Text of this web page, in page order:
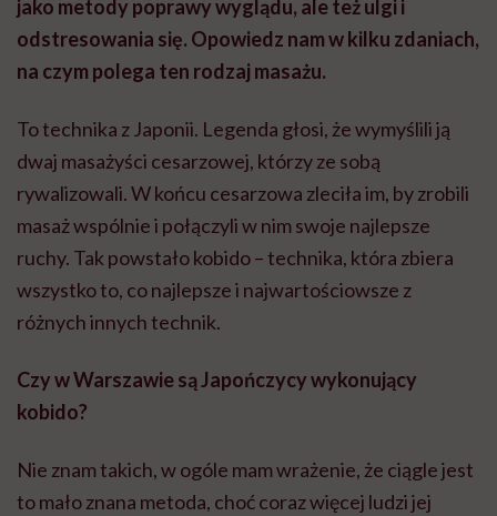
jako metody poprawy wyglądu, ale też ulgi i
odstresowania się. Opowiedz nam w kilku zdaniach,
na czym polega ten rodzaj masażu.
To technika z Japonii. Legenda głosi, że wymyślili ją
dwaj masażyści cesarzowej, którzy ze sobą
rywalizowali. W końcu cesarzowa zleciła im, by zrobili
masaż wspólnie i połączyli w nim swoje najlepsze
ruchy. Tak powstało kobido – technika, która zbiera
wszystko to, co najlepsze i najwartościowsze z
różnych innych technik.
Czy w Warszawie są Japończycy wykonujący
kobido?
Nie znam takich, w ogóle mam wrażenie, że ciągle jest
to mało znana metoda, choć coraz więcej ludzi jej